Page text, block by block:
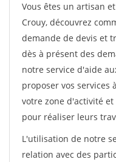
Vous êtes un artisan
Crouy, découvrez
demande de devis et
dès à présent des
notre service d'aide
proposer vos services
votre zone d'activité
pour réaliser leurs
L'utilisation de notre
relation avec des